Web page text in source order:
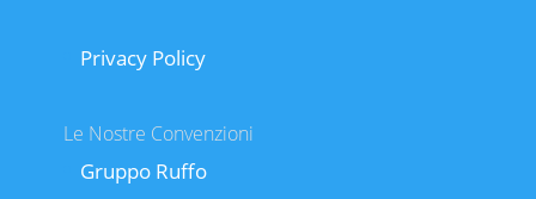
Privacy Policy
Le Nostre Convenzioni
Gruppo Ruffo